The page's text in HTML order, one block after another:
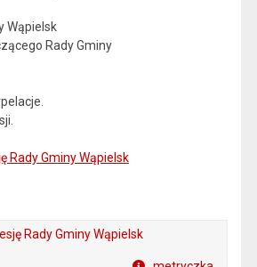
Rady Gminy
i interpelacje.
Rady Gminy Wąpielsk
Rady Gminy Wąpielsk